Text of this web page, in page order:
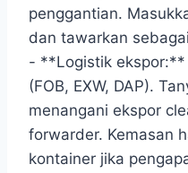
penggantian.
dan tawarkan
- **Logistik ekspor:**
(FOB, EXW, DAP).
menangani ekspor
forwarder. Kemasan
kontainer jika